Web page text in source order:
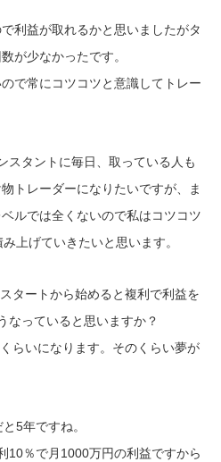
利益が取れるかと思いましたがタ
が少なかったです。
で常にコツコツと意識してトレー
スタントに毎日、取っている人も
トレーダーになりたいですが、ま
ルでは全くないので私はコツコツ
上げていきたいと思います。
タートから始めると複利で利益を
なっていると思いますか？
らいになります。そのくらい夢が
5年ですね。
10％で月1000万円の利益ですから